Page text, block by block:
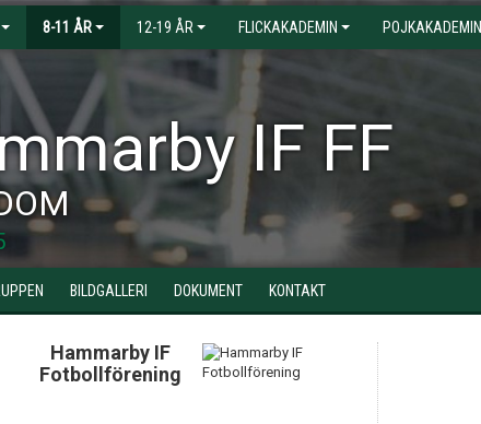
8-11 ÅR 12-19 ÅR FLICKAKADEMIN POJKAKADEMIN
IF FF
BILDGALLERI DOKUMENT KONTAKT
Hammarby IF
Fotbollförening